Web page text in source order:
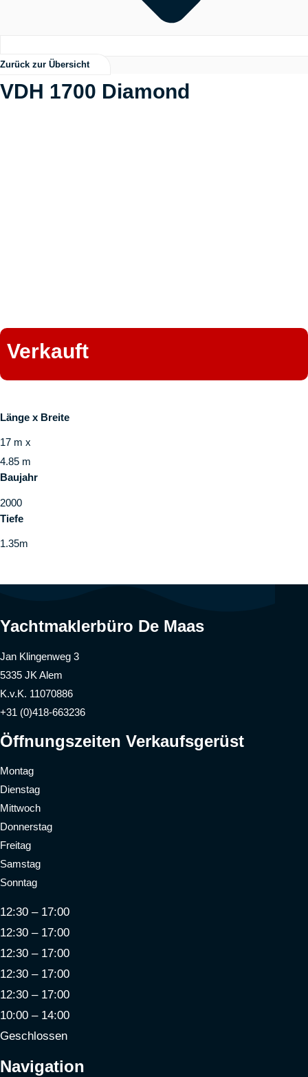
Zurück zur Übersicht
VDH 1700 Diamond
Verkauft
Länge x Breite
17 m x
4.85 m
Baujahr
2000
Tiefe
1.35m
Yachtmaklerbüro De Maas
Jan Klingenweg 3
5335 JK Alem
K.v.K. 11070886
+31 (0)418-663236
Öffnungszeiten Verkaufsgerüst
Montag
Dienstag
Mittwoch
Donnerstag
Freitag
Samstag
Sonntag
12:30 – 17:00
12:30 – 17:00
12:30 – 17:00
12:30 – 17:00
12:30 – 17:00
10:00 – 14:00
Geschlossen
Navigation